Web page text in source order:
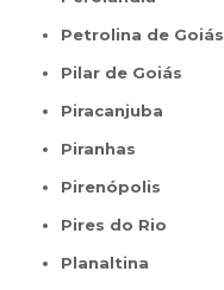
Petrolina de Goiás
Pilar de Goiás
Piracanjuba
Piranhas
Pirenópolis
Pires do Rio
Planaltina